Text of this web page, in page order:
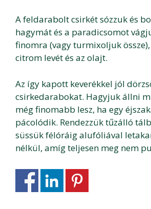
A feldarabolt csirkét sózzuk és
hagymát és a paradicsomot
finomra (vagy turmixoljuk
citrom levét és az olajt.
Az így kapott keverékkel jól
csirkedarabokat. Hagyjuk állni
még finomabb lesz, ha egy
pácolódik. Rendezzük tűzálló
süssük félóráig alufóliával
nélkül, amíg teljesen meg nem